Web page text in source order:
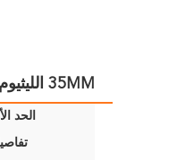
35MM الليثيوم الالكترونية قص القص الحديقة شجرة سيكاتور مقطعة
الحد